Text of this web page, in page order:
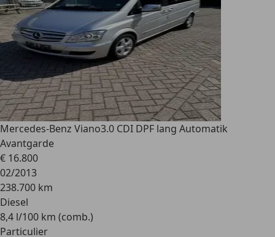
Mercedes-Benz Viano3.0 CDI DPF lang Automatik
Avantgarde
€ 16.800
02/2013
238.700 km
Diesel
8,4 l/100 km (comb.)
Particulier